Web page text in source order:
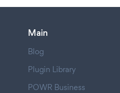
Main
Blog
Plugin Library
POWR Business